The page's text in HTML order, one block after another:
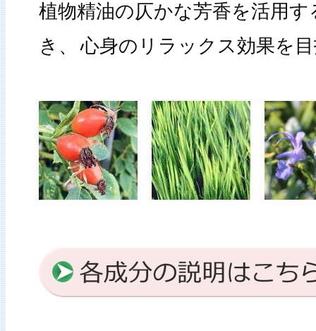
植物精油の仄かな芳香を活用
き、
心身のリラックス効果を